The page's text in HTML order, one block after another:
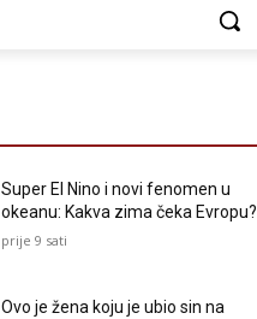
Super El Nino i novi fenomen u
okeanu: Kakva zima čeka Evropu?
prije 9 sati
Ovo je žena koju je ubio sin na